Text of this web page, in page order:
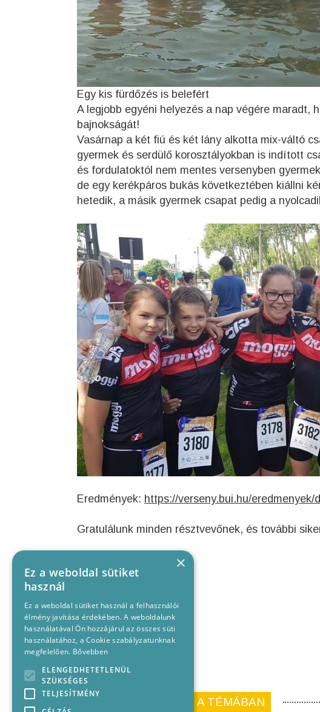
Egy kis fürdőzés is belefért
A legjobb egyéni helyezés a nap végére maradt,
bajnokságát!
Vasárnap a két fiú és két lány alkotta mix-váltó
gyermek és serdülő korosztályokban is indított
és fordulatoktól nem mentes versenyben
de egy kerékpáros bukás következtében kiállni
hetedik, a másik gyermek csapat pedig a
Eredmények: https://verseny.bui.hu/eredmenyek/
Gratulálunk minden résztvevőnek, és további
KORÁBBI CIKKEINK A TÉMÁBAN
×
Ez a weboldal sütiket
használ
Ez a weboldal sütiket használ a felhasználói
élmény javítása érdekében. A weboldalunk
használatával Ön hozzájárul az összes süti
használatához, a Cookie szabályzatunknak
megfelelően. Bővebben
ELENGEDHETETLENÜL
SZÜKSÉGES
TELJESÍTMÉNY